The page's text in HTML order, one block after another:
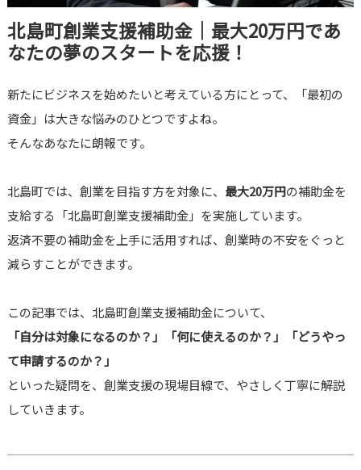
北島町創業支援補助金｜最大20万円であ
なたの夢のスタートを応援！
新たにビジネスを始めたいと考えている方にとって、「最初の
資金」は大きな悩みのひとつですよね。
そんなあなたに朗報です。
北島町では、創業を目指す方を対象に、 最大20万円の補助金を
支給する「北島町創業支援補助金」を実施しています。
返済不要の補助金を上手に活用すれば、創業時の不安をぐっと
減らすことができます。
この記事では、北島町創業支援補助金について、
「自分は対象になるのか？」「何に使えるのか？」「どうやっ
て申請するのか？」
といった疑問を、創業支援の現場目線で、やさしく丁寧に解説
していきます。